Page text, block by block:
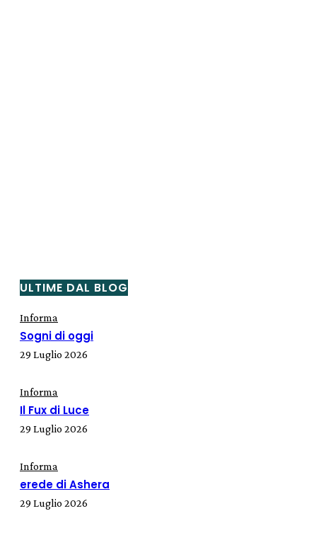
ULTIME DAL BLOG
Informa
Sogni di oggi
29 Luglio 2026
Informa
Il Fux di Luce
29 Luglio 2026
Informa
erede di Ashera
29 Luglio 2026